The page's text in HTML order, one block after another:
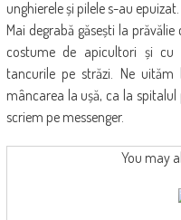
unghierele și pilele s-au
Mai degrabă găsești la
costume de apicultori și cu
tancurile pe străzi. Ne
mâncarea la ușă, ca la spitalul
scriem pe messenger.
You may